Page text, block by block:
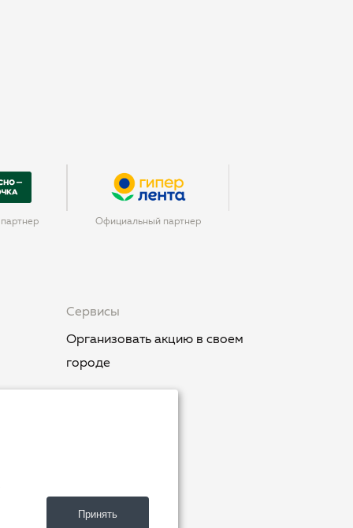
Официальный партнер
Сервисы
Организовать акцию в своем
городе
Принять